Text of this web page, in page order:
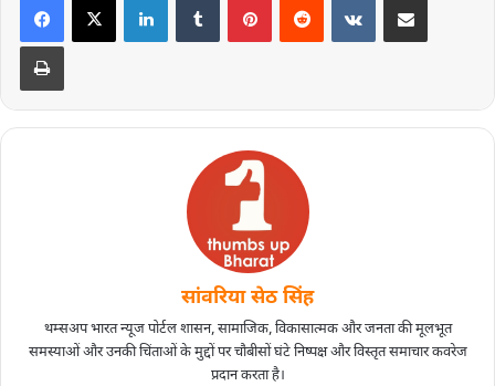
सांवरिया सेठ सिंह
थम्सअप भारत न्यूज पोर्टल शासन, सामाजिक, विकासात्मक और जनता की मूलभूत
समस्याओं और उनकी चिंताओं के मुद्दों पर चौबीसों घंटे निष्पक्ष और विस्तृत समाचार कवरेज
प्रदान करता है।